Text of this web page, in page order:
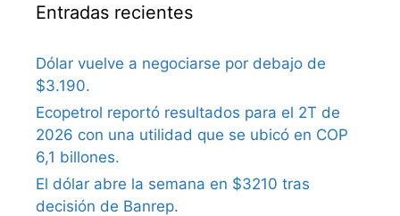
Entradas recientes
Dólar vuelve a negociarse por debajo de
$3.190.
Ecopetrol reportó resultados para el 2T de
2026 con una utilidad que se ubicó en COP
6,1 billones.
El dólar abre la semana en $3210 tras
decisión de Banrep.